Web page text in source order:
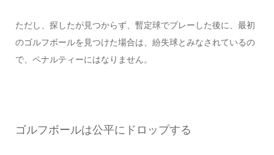
ただし、探したが見つからず、暫定球でプレーした後に、最初
のゴルフボールを見つけた場合は、紛失球とみなされているの
で、ペナルティーにはなりません。
ゴルフボールは公平にドロップする